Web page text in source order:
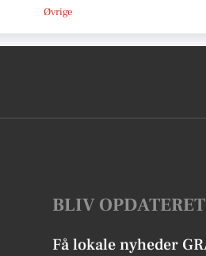
Øvrige
BLIV OPDATERET
Få lokale nyheder